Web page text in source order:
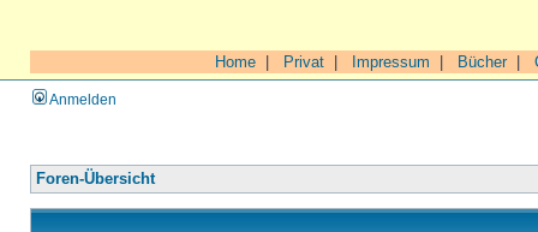
Home Privat Impressum Bücher|
Anmelden
Foren-Übersicht